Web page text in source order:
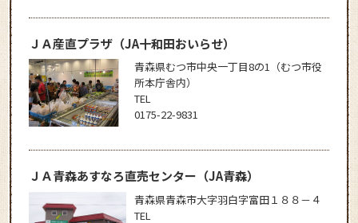
ＪＡ産直プラザ（JA十和田おいらせ）
青森県むつ市中央一丁目8の1（むつ市役
所本庁舎内）
TEL
0175-22-9831
ＪＡ青森あすなろ直売センター （JA青森）
青森県青森市大字羽白字富田１８８－４
TEL